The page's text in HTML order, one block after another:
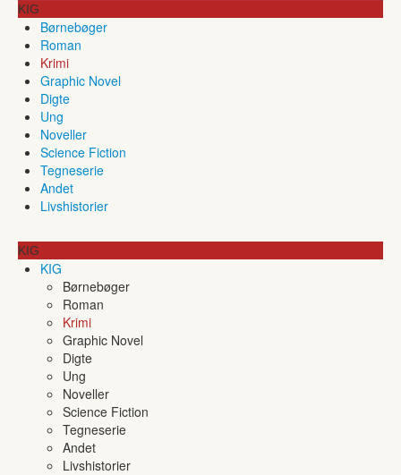
KIG
Børnebøger
Roman
Krimi
Graphic Novel
Digte
Ung
Noveller
Science Fiction
Tegneserie
Andet
Livshistorier
KIG
KIG
Børnebøger
Roman
Krimi
Graphic Novel
Digte
Ung
Noveller
Science Fiction
Tegneserie
Andet
Livshistorier